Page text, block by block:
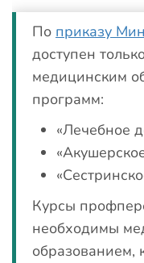
По приказу
доступен
медицинским
программ:
«Лечебное
Курсы
необходимы
образованием,